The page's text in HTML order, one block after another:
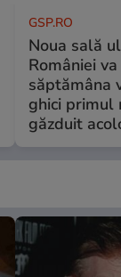
GSP.RO
Noua sală
României
săptămâna
ghici primul
găzduit